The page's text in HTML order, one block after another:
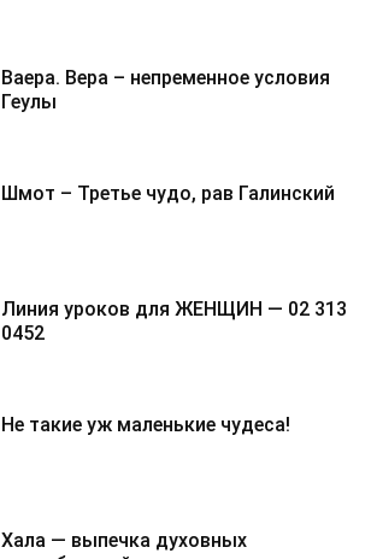
Ваера. Вера – непременное условия
Геулы
Шмот – Третье чудо, рав Галинский
Линия уроков для ЖЕНЩИН — 02 313
0452
Не такие уж маленькие чудеса!
Хала — выпечка духовных